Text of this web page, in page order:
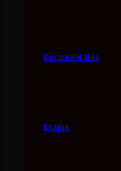
Documentales
Drama